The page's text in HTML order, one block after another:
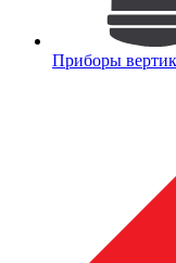
Приборы